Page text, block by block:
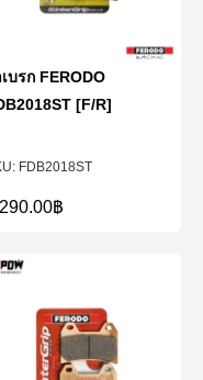
FDB2018ST
บรก FERODO
[F/R]
฿